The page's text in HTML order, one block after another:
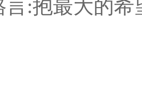
言:抱最大的